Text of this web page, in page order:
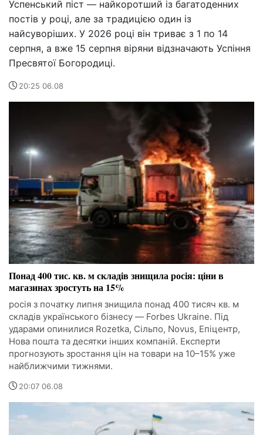
Успенський піст — найкоротший із багатоденних
постів у році, але за традицією один із
найсуворіших. У 2026 році він триває з 1 по 14
серпня, а вже 15 серпня віряни відзначають Успіння
Пресвятої Богородиці.
20:25 06.08
Понад 400 тис. кв. м складів знищила росія: ціни в
магазинах зростуть на 15%
росія з початку липня знищила понад 400 тисяч кв. м
складів українського бізнесу — Forbes Ukraine. Під
ударами опинилися Rozetka, Сільпо, Novus, Епіцентр,
Нова пошта та десятки інших компаній. Експерти
прогнозують зростання цін на товари на 10–15% уже
найближчими тижнями.
20:07 06.08